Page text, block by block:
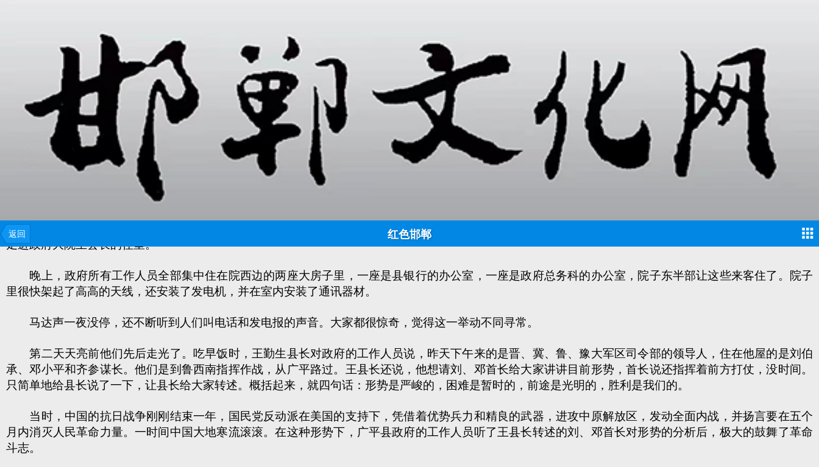
返回 红色邯郸
刘伯承 邓小平夜宿广平
2022-12-12 14:36:21点击:
来源：邯郸文化网 作者：冯 文 明
刘伯承邓小平夜宿广平
周围有十多个带着武器的战士在警卫着，他们都穿着灰色棉布军装。那三个人中一个高个子到县政府把王勤生县长叫到那两个人跟前，交谈了几分钟后，一同
走进政府大院王县长的住室。
晚上，政府所有工作人员全部集中住在院西边的两座大房子里，一座是县银行的办公室，一座是政府总务科的办公室，院子东半部让这些来客住了。院子
里很快架起了高高的天线，还安装了发电机，并在室内安装了通讯器材。
马达声一夜没停，还不断听到人们叫电话和发电报的声音。大家都很惊奇，觉得这一举动不同寻常。
第二天天亮前他们先后走光了。吃早饭时，王勤生县长对政府的工作人员说，昨天下午来的是晋、冀、鲁、豫大军区司令部的领导人，住在他屋的是刘伯
承、邓小平和齐参谋长。他们是到鲁西南指挥作战，从广平路过。王县长还说，他想请刘、邓首长给大家讲讲目前形势，首长说还指挥着前方打仗，没时间。
只简单地给县长说了一下，让县长给大家转述。概括起来，就四句话：形势是严峻的，困难是暂时的，前途是光明的，胜利是我们的。
当时，中国的抗日战争刚刚结束一年，国民党反动派在美国的支持下，凭借着优势兵力和精良的武器，进攻中原解放区，发动全面内战，并扬言要在五个
月内消灭人民革命力量。一时间中国大地寒流滚滚。在这种形势下，广平县政府的工作人员听了王县长转述的刘、邓首长对形势的分析后，极大的鼓舞了革命
斗志。